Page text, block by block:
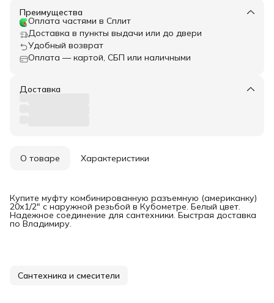
Преимущества
Оплата частями в Сплит
Доставка в пункты выдачи или до двери
Удобный возврат
Оплата — картой, СБП или наличными
Доставка
О товаре Характеристики
Купите муфту комбинированную разъемную (американку)
20х1/2" с наружной резьбой в Кубометре. Белый цвет.
Надежное соединение для сантехники. Быстрая доставка
по Владимиру.
Сантехника и смесители